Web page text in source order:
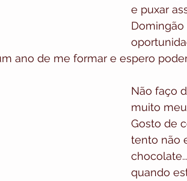
e puxar
Domingão
ano de me formar e espero
Não faço
muito
Gosto de
tento não
quando